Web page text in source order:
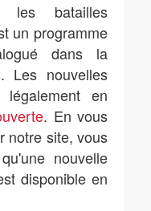
les batailles
un programme
dans la
. Les nouvelles
en
. En vous
notre site, vous
nouvelle
disponible en